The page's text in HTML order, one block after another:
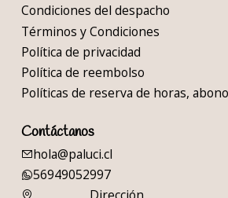
Condiciones del despacho
Términos y Condiciones
Política de privacidad
Política de reembolso
Políticas de reserva de horas,
Contáctanos
hola@paluci.cl
56949052997